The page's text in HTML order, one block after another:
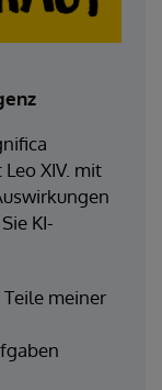
XIV. mit
KI-
meiner